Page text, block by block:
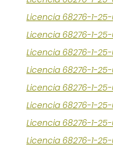
Licencia 68276-1-25-
Licencia 68276-1-25-
Licencia 68276-1-25-
Licencia 68276-1-25-
Licencia 68276-1-25-
Licencia 68276-1-25-
Licencia 68276-1-25-
Licencia 68276-1-25-